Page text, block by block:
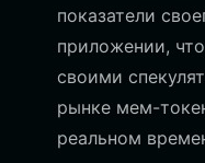
показатели
приложении,
своими
рынке мем-
реальном